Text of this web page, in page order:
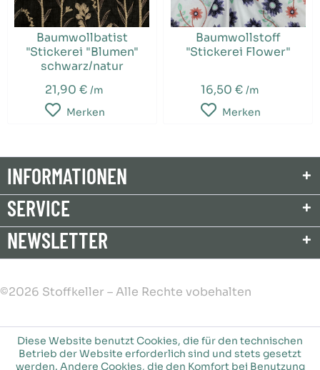
Baumwollbatist
"Stickerei "Blumen"
schwarz/natur
21,90 € /m
Merken
Baumwollstoff
"Stickerei Flower"
16,50 €/m
Merken
INFORMATIONEN
SERVICE
NEWSLETTER
©2026 Stoffkeller – Alle Rechte vobehalten
Diese Website benutzt Cookies, die für den technischen
Betrieb der Website erforderlich sind und stets gesetzt
werden. Andere Cookies, die den Komfort bei Benutzung